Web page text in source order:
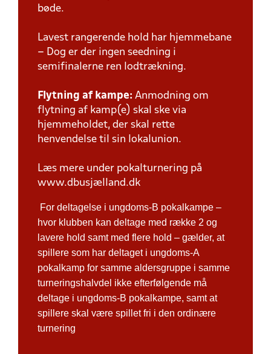
bøde.
Lavest rangerende hold har hjemmebane
– Dog er der ingen seedning i
semifinalerne ren lodtrækning.
Flytning af kampe: Anmodning om
flytning af kamp(e) skal ske via
hjemmeholdet, der skal rette
henvendelse til sin lokalunion.
Læs mere under pokalturnering på
www.dbusjælland.dk
For deltagelse i ungdoms-B pokalkampe –
hvor klubben kan deltage med række 2 og
lavere hold samt med flere hold – gælder, at
spillere som har deltaget i ungdoms-A
pokalkamp for samme aldersgruppe i samme
turneringshalvdel ikke efterfølgende må
deltage i ungdoms-B pokalkampe, samt at
spillere skal være spillet fri i den ordinære
turnering